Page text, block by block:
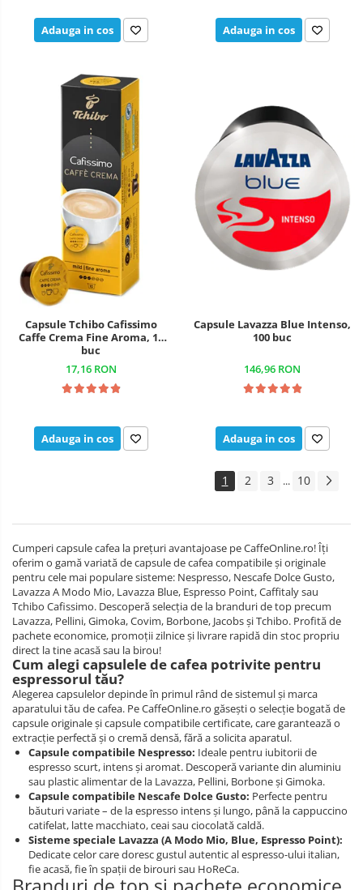
Adauga in cos Adauga in cos
Capsule Tchibo Cafissimo
Caffe Crema Fine Aroma, 10
buc
17,16 RON
Adauga in cos
Capsule Lavazza Blue Intenso,
100 buc
146,96 RON
Adauga in cos
1 2 3 ... 10
Cumperi capsule cafea la prețuri avantajoase pe CaffeOnline.ro! Îți
oferim o gamă variată de capsule de cafea compatibile și originale
pentru cele mai populare sisteme: Nespresso, Nescafe Dolce Gusto,
Lavazza A Modo Mio, Lavazza Blue, Espresso Point, Caffitaly sau
Tchibo Cafissimo. Descoperă selecția de la branduri de top precum
Lavazza, Pellini, Gimoka, Covim, Borbone, Jacobs și Tchibo. Profită de
pachete economice, promoții zilnice și livrare rapidă din stoc propriu
direct la tine acasă sau la birou!
Cum alegi capsulele de cafea potrivite pentru
espressorul tău?
Alegerea capsulelor depinde în primul rând de sistemul și marca
aparatului tău de cafea. Pe CaffeOnline.ro găsești o selecție bogată de
capsule originale și capsule compatibile certificate, care garantează o
extracție perfectă și o cremă densă, fără a solicita aparatul.
Capsule compatibile Nespresso: Ideale pentru iubitorii de
espresso scurt, intens și aromat. Descoperă variante din aluminiu
sau plastic alimentar de la Lavazza, Pellini, Borbone și Gimoka.
Capsule compatibile Nescafe Dolce Gusto: Perfecte pentru
băuturi variate – de la espresso intens și lungo, până la cappuccino
catifelat, latte macchiato, ceai sau ciocolată caldă.
Sisteme speciale Lavazza (A Modo Mio, Blue, Espresso Point):
Dedicate celor care doresc gustul autentic al espresso-ului italian,
fie acasă, fie în spații de birouri sau HoReCa.